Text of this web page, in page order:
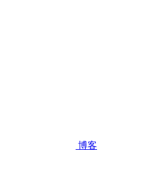
博客